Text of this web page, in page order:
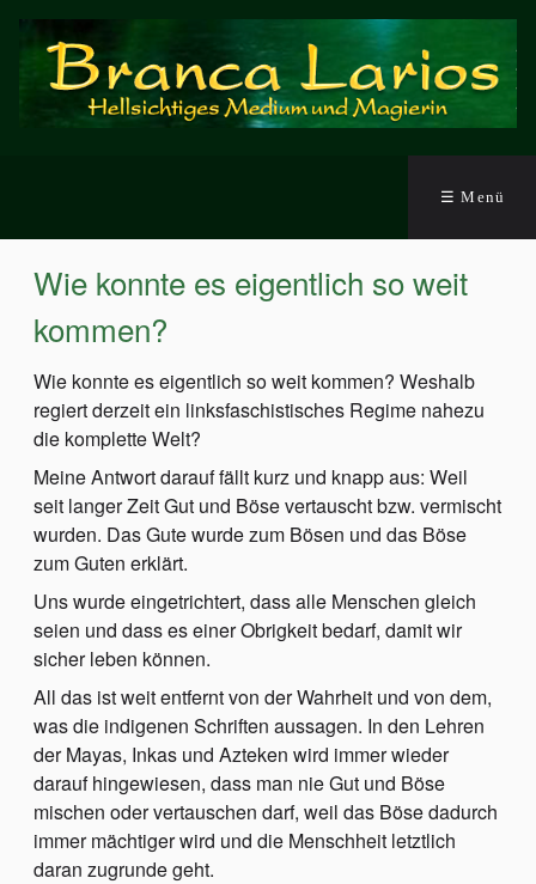
☰ Menü
Wie konnte es eigentlich so weit
kommen?
Wie konnte es eigentlich so weit kommen? Weshalb
regiert derzeit ein linksfaschistisches Regime nahezu
die komplette Welt?
Meine Antwort darauf fällt kurz und knapp aus: Weil
seit langer Zeit Gut und Böse vertauscht bzw. vermischt
wurden. Das Gute wurde zum Bösen und das Böse
zum Guten erklärt.
Uns wurde eingetrichtert, dass alle Menschen gleich
seien und dass es einer Obrigkeit bedarf, damit wir
sicher leben können.
All das ist weit entfernt von der Wahrheit und von dem,
was die indigenen Schriften aussagen. In den Lehren
der Mayas, Inkas und Azteken wird immer wieder
darauf hingewiesen, dass man nie Gut und Böse
mischen oder vertauschen darf, weil das Böse dadurch
immer mächtiger wird und die Menschheit letztlich
daran zugrunde geht.